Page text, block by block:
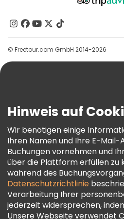
Kontakt
Gruppen
Hilfe
AGB Und Rechtliches
Cookie-Richtlinie
Freetour Auszeichnungen
Treueprogramm
© Freetour.com GmbH 2014-2026
Hinweis auf
Wir benötigen einige
Ihren Namen und Ihre E-Mail-
Buchungen vornehmen und
über die Plattform erfüllen zu
während des
Datenschutzrichtlinie
Verarbeitung Ihrer
jederzeit widersprechen,
Unsere Webseite verwendet